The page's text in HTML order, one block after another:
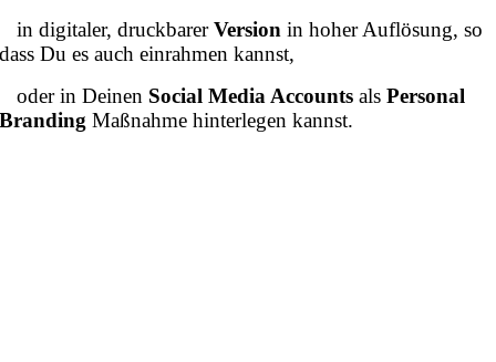
in digitaler, druckbarerVersionin hoher Auflösung, so
dass Du es auch einrahmen kannst,
oder in Deinen Social Media AccountsalsPersonal
BrandingMaßnahme hinterlegen kannst.